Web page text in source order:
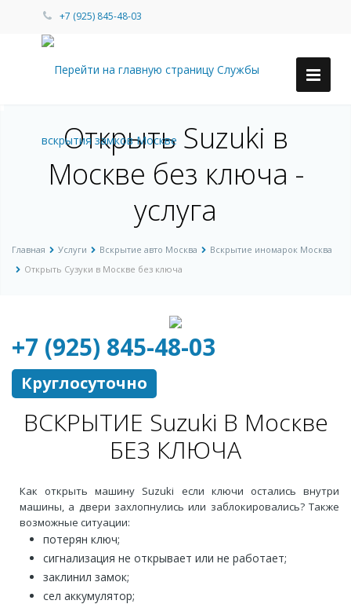
+7 (925) 845-48-03
Открыть Suzuki в
Москве без ключа -
услуга
Главная Услуги Вскрытие авто Москва
Вскрытие иномарок Москва
Открыть Сузуки в Москве без ключа
+7 (925) 845-48-03
Круглосуточно
ВСКРЫТИЕ Suzuki В Москве
БЕЗ КЛЮЧА
Как открыть машину Suzuki если ключи остались внутри
машины, а двери захлопнулись или заблокировались? Также
возможные ситуации:
потерян ключ;
сигнализация не открывает или не работает;
заклинил замок;
сел аккумулятор;